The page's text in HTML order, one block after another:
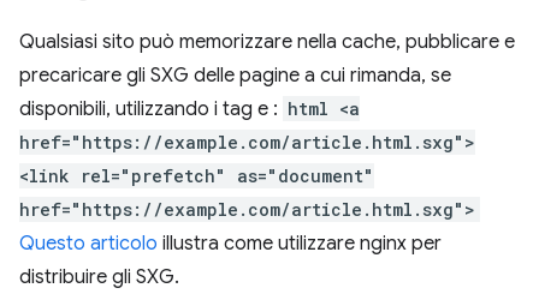
Qualsiasi sito può memorizzare nella cache, pubblicare e
precaricare gli SXG delle pagine a cui rimanda, se
disponibili, utilizzando i tag e : html <a
href="https://example.com/article.html.sxg">
<link rel="prefetch" as="document"
href="https://example.com/article.html.sxg">
Questo articolo illustra come utilizzare nginx per
distribuire gli SXG.